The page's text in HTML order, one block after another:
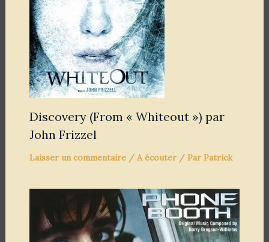
Discovery (From « Whiteout ») par
John Frizzel
Laisser un commentaire / A écouter/ Par Patrick